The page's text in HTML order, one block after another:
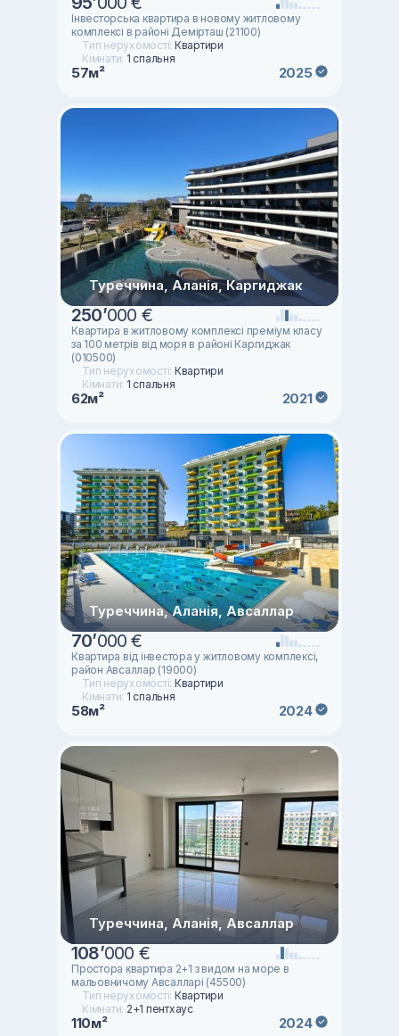
Інвесторська квартира в новому житловому
комплексі в районі Демірташ (21100)
Тип нерухомості: Квартири
Кімнати: 1 спальня
57м² 2025
Туреччина, Аланія, Каргиджак
250’000 €
Квартира в житловому комплексі преміум класу
за 100 метрів від моря в районі Каргиджак
(010500)
Тип нерухомості: Квартири
Кімнати: 1 спальня
62м² 2021
Туреччина, Аланія, Авсаллар
70’000 €
Квартира від інвестора у житловому комплексі,
район Авсаллар (19000)
Тип нерухомості: Квартири
Кімнати: 1 спальня
58м² 2024
Туреччина, Аланія, Авсаллар
108’000 €
Простора квартира 2+1 з видом на море в
мальовничому Авсалларі (45500)
Тип нерухомості: Квартири
Кімнати: 2+1 пентхаус
110м² 2024